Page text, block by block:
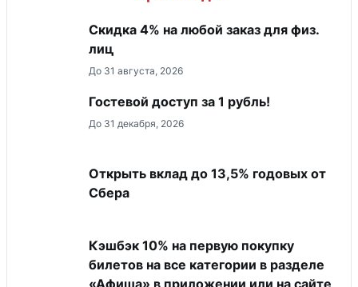
Скидка 4% на любой заказ для физ.
лиц
До 31 августа, 2026
Гостевой доступ за 1 рубль!
До 31 декабря, 2026
Открыть вклад до 13,5% годовых от
Сбера
Кэшбэк 10% на первую покупку
билетов на все категории в разделе
«Афиша» в приложении или на сайте